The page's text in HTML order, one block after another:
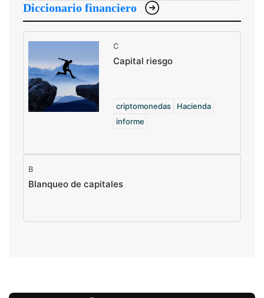
Diccionario financiero
C
Capital riesgo
criptomonedas
Hacienda
informe
B
Blanqueo de capitales